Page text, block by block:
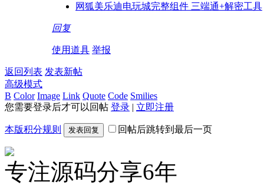
网狐美乐迪电玩城完整组件 三端通+解密工具
回复
使用道具 举报
返回列表 发表新帖
高级模式
B Color Image Link Quote Code Smilies
您需要登录后才可以回帖 登录 | 立即注册
本版积分规则 发表回复 回帖后跳转到最后一页
专注源码分享6年